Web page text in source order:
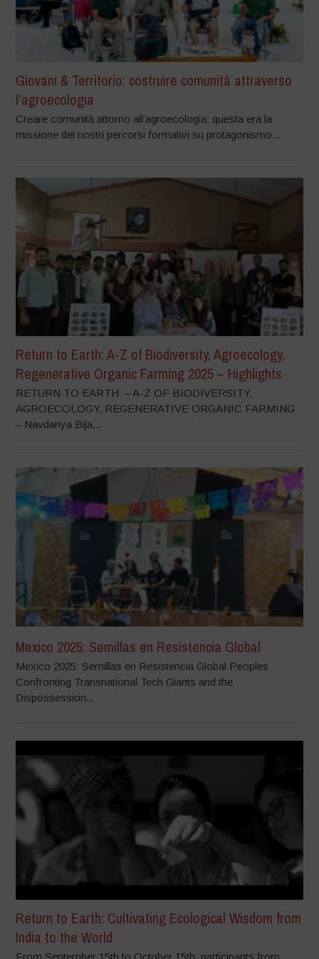
Giovani & Territorio: costruire comunità attraverso
l’agroecologia
Creare comunità attorno all’agroecologia: questa era la
missione dei nostri percorsi formativi su protagonismo...
Return to Earth: A-Z of Biodiversity, Agroecology,
Regenerative Organic Farming 2025 – Highlights
RETURN TO EARTH – A-Z OF BIODIVERSITY,
AGROECOLOGY, REGENERATIVE ORGANIC FARMING
– Navdanya Bija...
Mexico 2025: Semillas en Resistencia Global
Mexico 2025: Semillas en Resistencia Global Peoples
Confronting Transnational Tech Giants and the
Dispossession...
Return to Earth: Cultivating Ecological Wisdom from
India to the World
From September 15th to October 15th, participants from